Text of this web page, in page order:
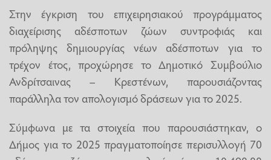
Στην έγκριση του επιχειρησιακού προγράμματος
διαχείρισης αδέσποτων ζώων συντροφιάς και
πρόληψης δημιουργίας νέων αδέσποτων για το
τρέχον έτος, προχώρησε το Δημοτικό Συμβούλιο
Ανδρίτσαινας – Κρεστένων, παρουσιάζοντας
παράλληλα τον απολογισμό δράσεων για το 2025.
Σύμφωνα με τα στοιχεία που παρουσιάστηκαν, ο
Δήμος για το 2025 πραγματοποίησε περισυλλογή 70